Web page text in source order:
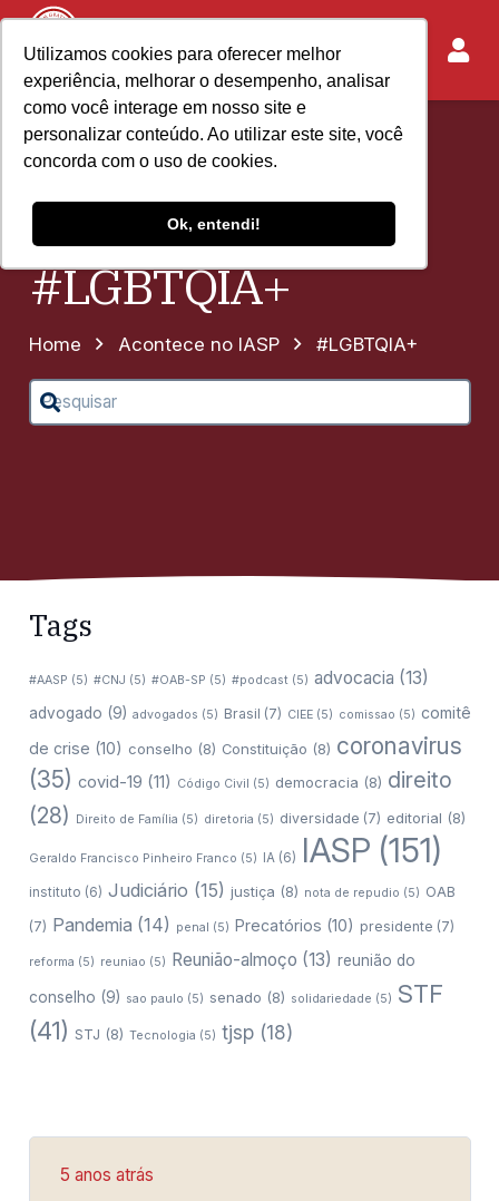
Utilizamos cookies para oferecer melhor
experiência, melhorar o desempenho, analisar
como você interage em nosso site e
personalizar conteúdo. Ao utilizar este site, você
concorda com o uso de cookies.
Ok, entendi!
#LGBTQIA+
Home Acontece no IASP #LGBTQIA+
Tags
#AASP (5) #CNJ (5) #OAB-SP (5) #podcast(5) advocacia (13)
advogado (9) advogados (5) Brasil (7) CIEE(5) comissao (5) comitê
de crise (10) conselho (8) Constituição (8) coronavirus
(35) covid-19 (11) Código Civil (5) democracia (8) direito
(28)
Direito de Família (5) diretoria (5) diversidade (7) editorial (8)
Geraldo Francisco Pinheiro Franco (5) IA(6) IASP (151)
instituto (6) Judiciário (15) justiça (8) nota de repudio (5) OAB
(7) Pandemia (14) penal (5) Precatórios (10) presidente (7)
reforma (5) reuniao (5) Reunião-almoço (13) reunião do
conselho (9) sao paulo (5) senado (8) solidariedade (5) STF
(41) STJ (8) Tecnologia (5) tjsp(18)
5 anos atrás